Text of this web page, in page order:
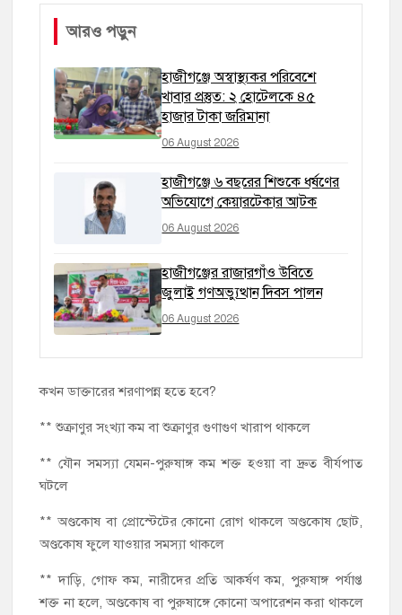
হাজীগঞ্জের যুবধারা সমবায় ক্ষুদ্রঋণ পুনরায় চালু করে মানুষের আমানতের
আরও পড়ুন
হাজীগঞ্জে অস্বাস্থ্যকর পরিবেশে
খাবার প্রস্তুত: ২ হোটেলকে ৪৫
হাজার টাকা জরিমানা
06 August 2026
হাজীগঞ্জে ৬ বছরের শিশুকে ধর্ষণের
অভিযোগে কেয়ারটেকার আটক
06 August 2026
হাজীগঞ্জের রাজারগাঁও উবিতে
জুলাই গণঅভ্যুত্থান দিবস পালন
06 August 2026
কখন ডাক্তারের শরণাপন্ন হতে হবে?
** শুক্রাণুর সংখ্যা কম বা শুক্রাণুর গুণাগুণ খারাপ থাকলে
** যৌন সমস্যা যেমন-পুরুষাঙ্গ কম শক্ত হওয়া বা দ্রুত বীর্যপাত
ঘটলে
** অণ্ডকোষ বা প্রোস্টেটের কোনো রোগ থাকলে অণ্ডকোষ ছোট,
অণ্ডকোষ ফুলে যাওয়ার সমস্যা থাকলে
** দাড়ি, গোফ কম, নারীদের প্রতি আকর্ষণ কম, পুরুষাঙ্গ পর্যাপ্ত
শক্ত না হলে, অণ্ডকোষ বা পুরুষাঙ্গে কোনো অপারেশন করা থাকলে